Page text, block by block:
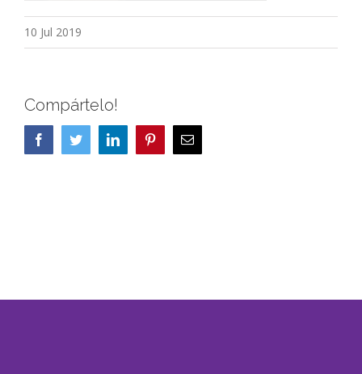
10 Jul 2019
Compártelo!
FacebookTwitterLinkedIn PinterestCorreo
electrónico